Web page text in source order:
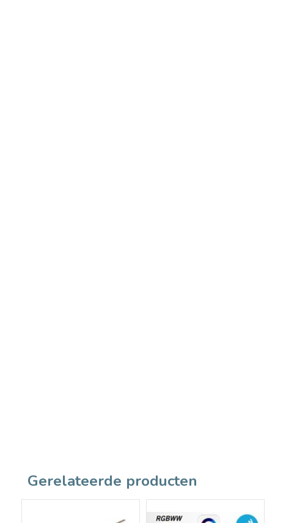
Gerelateerde producten